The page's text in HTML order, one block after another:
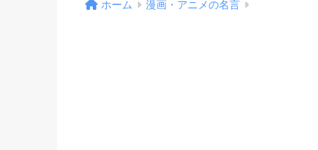
ホーム 漫画・アニメの名言